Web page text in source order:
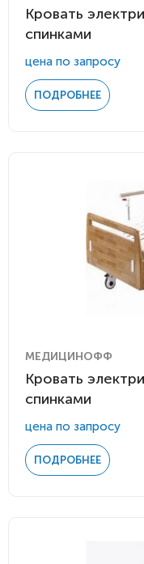
Кровать
спинками
цена по запросу
ПОДРОБНЕЕ
МЕДИЦИНОФФ
Кровать
спинками
цена по запросу
ПОДРОБНЕЕ